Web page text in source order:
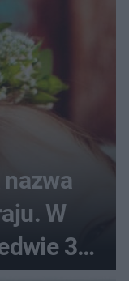
W
3